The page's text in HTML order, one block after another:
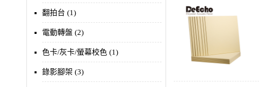
翻拍台 (1)
電動轉盤 (2)
色卡/灰卡/螢幕校色 (1)
錄影腳架 (3)